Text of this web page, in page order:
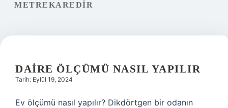
Hakkımızda
METREKAREDIR
DAIRE ÖLÇÜMÜ NASIL YAPILIR
Tarih: Eylül 19, 2024
Ev ölçümü nasıl yapılır? Dikdörtgen bir odanın